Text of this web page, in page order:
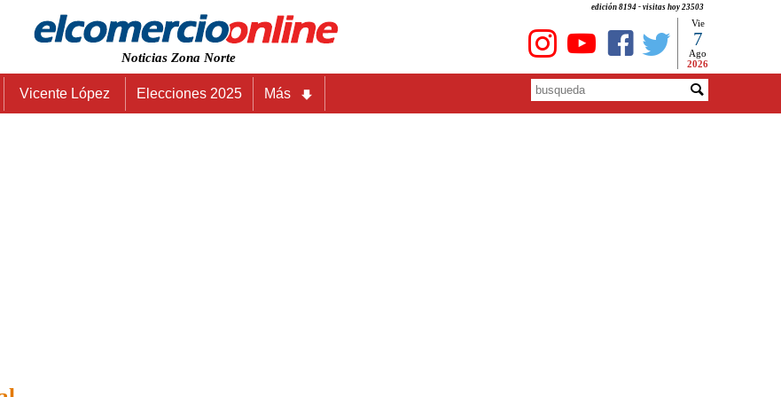
edición 8194 - visitas hoy 23503
Noticias Zona Norte
Vie
7
Ago
2026
Vicente López Elecciones 2025 Más